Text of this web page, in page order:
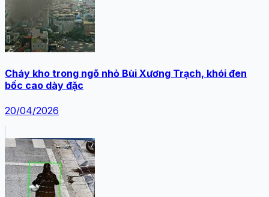
Cháy kho trong ngõ nhỏ Bùi Xương Trạch, khói đen
bốc cao dày đặc
20/04/2026